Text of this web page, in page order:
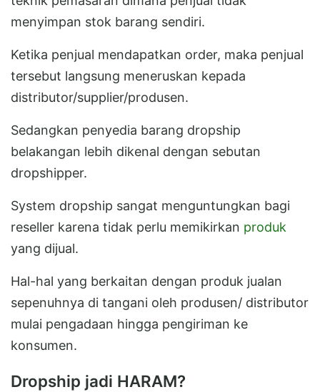
menyimpan stok barang sendiri.
Ketika penjual mendapatkan order, maka penjual
tersebut langsung meneruskan kepada
distributor/supplier/produsen.
Sedangkan penyedia barang dropship
belakangan lebih dikenal dengan sebutan
dropshipper.
System dropship sangat menguntungkan bagi
reseller karena tidak perlu memikirkan produk
yang dijual.
Hal-hal yang berkaitan dengan produk jualan
sepenuhnya di tangani oleh produsen/ distributor
mulai pengadaan hingga pengiriman ke
konsumen.
Dropship jadi HARAM?